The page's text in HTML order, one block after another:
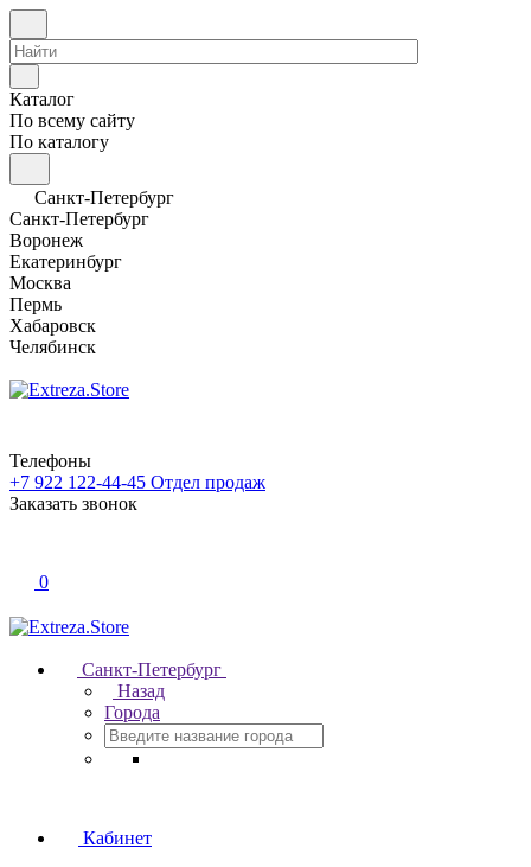
Каталог
По всему сайту
По каталогу
Санкт-Петербург
Санкт-Петербург
Воронеж
Екатеринбург
Москва
Пермь
Хабаровск
Челябинск
Телефоны
+7 922 122-44-45 Отдел продаж
Заказать звонок
0
Санкт-Петербург
Назад
Города
Кабинет